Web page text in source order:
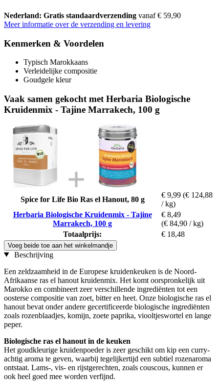
Nederland: Gratis standaardverzending vanaf € 59,90
Meer informatie over de verzending en levering
Kenmerken & Voordelen
Typisch Marokkaans
Verleidelijke compositie
Goudgele kleur
Vaak samen gekocht met Herbaria Biologische
Kruidenmix - Tajine Marrakech, 100 g
Spice for Life Bio Ras el Hanout, 80 g
€ 9,99 (€ 124,88
/ kg)
Herbaria Biologische Kruidenmix - Tajine
Marrakech, 100 g
€ 8,49
(€ 84,90 / kg)
Totaalprijs:
€ 18,48
Voeg beide toe aan het winkelmandje
Beschrijving
Een zeldzaamheid in de Europese kruidenkeuken is de Noord-
Afrikaanse ras el hanout kruidenmix. Het komt oorspronkelijk uit
Marokko en combineert zeer verschillende ingrediënten tot een
oosterse compositie van zoet, bitter en heet. Onze biologische ras el
hanout bevat onder andere gecertificeerde biologische ingrediënten
zoals rozenblaadjes, komijn, zoete paprika, viooltjeswortel en lange
peper.
Biologische ras el hanout in de keuken
Het goudkleurige kruidenpoeder is zeer geschikt om kip een curry-
achtig aroma te geven, waarbij tegelijkertijd een subtiel rozenaroma
ontstaat. Lams-, vis- en rijstgerechten, zoals couscous, kunnen er
ook heel goed mee worden verfijnd.